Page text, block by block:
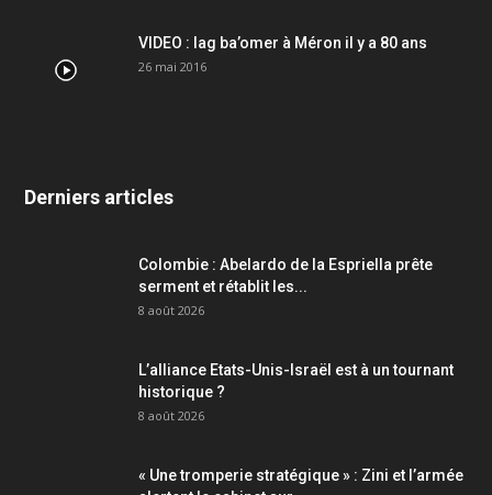
VIDEO : lag ba’omer à Méron il y a 80 ans
26 mai 2016
Derniers articles
Colombie : Abelardo de la Espriella prête
serment et rétablit les...
8 août 2026
L’alliance Etats-Unis-Israël est à un tournant
historique ?
8 août 2026
« Une tromperie stratégique » : Zini et l’armée